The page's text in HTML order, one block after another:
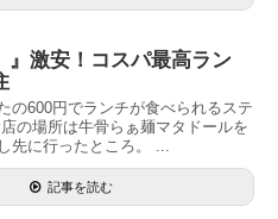
』激安！コスパ最高ラン
の600円でランチが食べられるステ
の場所は牛骨らぁ麺マタドールを
先に行ったところ。 ...
記事を読む